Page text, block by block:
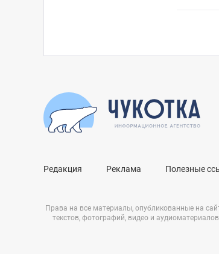
Редакция Реклама Полезные
Права на все материалы, опубликованные на
текстов, фотографий, видео и